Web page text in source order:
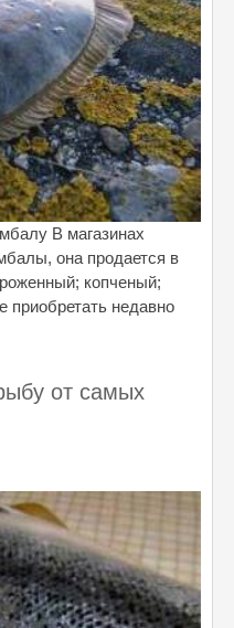
В магазинах
она продается в
копченый;
приобретать недавно
от самых